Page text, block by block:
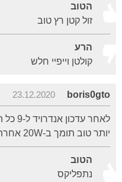
הטוב
זול קטן רץ טוב
הרע
קולטן וייפיי חלש
boris0gto
23.12.2020
לאחר
יותר טוב תומך ב-20W אחרת בצפיה בנתפליקס מבצע restart.
הטוב
נתפליקס